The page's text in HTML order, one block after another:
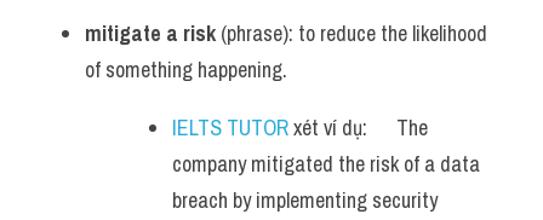
mitigate a risk (phrase): to reduce the likelihood
of something happening.
IELTS TUTOR xét ví dụ:      The
company mitigated the risk of a data
breach by implementing security